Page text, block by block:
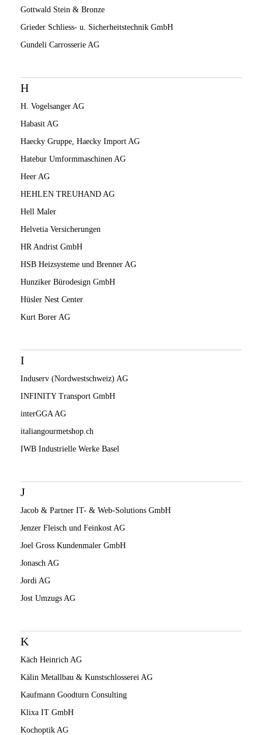
Gottwald Stein & Bronze
Grieder Schliess- u. Sicherheitstechnik GmbH
Gundeli Carrosserie AG
H
H. Vogelsanger AG
Habasit AG
Haecky Gruppe, Haecky Import AG
Hatebur Umformmaschinen AG
Heer AG
HEHLEN TREUHAND AG
Hell Maler
Helvetia Versicherungen
HR Andrist GmbH
HSB Heizsysteme und Brenner AG
Hunziker Bürodesign GmbH
Hüsler Nest Center
Kurt Borer AG
I
Induserv (Nordwestschweiz) AG
INFINITY Transport GmbH
interGGA AG
italiangourmetshop.ch
IWB Industrielle Werke Basel
J
Jacob & Partner IT- & Web-Solutions GmbH
Jenzer Fleisch und Feinkost AG
Joel Gross Kundenmaler GmbH
Jonasch AG
Jordi AG
Jost Umzugs AG
K
Käch Heinrich AG
Kälin Metallbau & Kunstschlosserei AG
Kaufmann Goodturn Consulting
Klixa IT GmbH
Kochoptik AG